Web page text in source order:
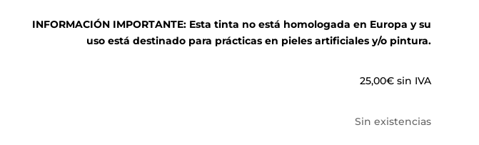
INFORMACIÓN IMPORTANTE: Esta tinta no está homologada en Europa y su
uso está destinado para prácticas en pieles artificiales y/o pintura.
25,00€ sin IVA
Sin existencias